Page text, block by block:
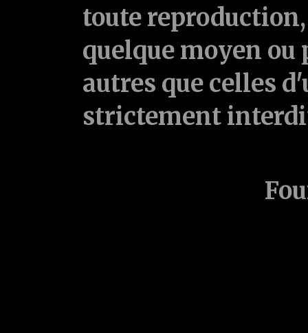
toute
quelque moyen ou
autres que celles
strictement